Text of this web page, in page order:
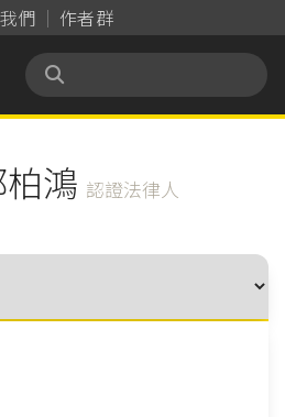
們 作者群
鴻 認證法律人